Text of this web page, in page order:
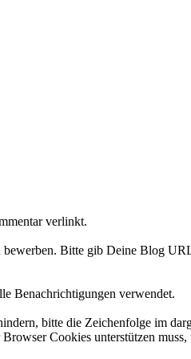
verlinkt.
Bitte gib Deine Blog
Benachrichtigungen verwendet.
bitte die Zeichenfolge im
Cookies unterstützen